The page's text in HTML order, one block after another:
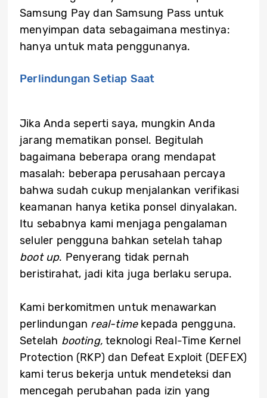
Samsung Pay dan Samsung Pass untuk
menyimpan data sebagaimana mestinya:
hanya untuk mata penggunanya.
Perlindungan Setiap Saat
Jika Anda seperti saya, mungkin Anda
jarang mematikan ponsel. Begitulah
bagaimana beberapa orang mendapat
masalah: beberapa perusahaan percaya
bahwa sudah cukup menjalankan verifikasi
keamanan hanya ketika ponsel dinyalakan.
Itu sebabnya kami menjaga pengalaman
seluler pengguna bahkan setelah tahap
boot up. Penyerang tidak pernah
beristirahat, jadi kita juga berlaku serupa.
Kami berkomitmen untuk menawarkan
perlindungan real-timekepada pengguna.
Setelah booting,teknologi Real-Time Kernel
Protection (RKP) dan Defeat Exploit (DEFEX)
kami terus bekerja untuk mendeteksi dan
mencegah perubahan pada izin yang